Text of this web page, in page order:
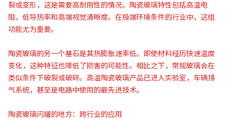
裂或变形，这是需要高耐用性的情况。陶瓷玻璃特性包括高温电
阻，低导热率和高端视觉清晰度。在极端环境条件的行业中，这组
功能尤为重要。
陶瓷玻璃的另一个基石是其热膨胀速率低。即使材料经历快速温度
变化，这种特征也降低了损害的可能性。相比之下，常规玻璃会在
类似条件下破裂或破碎。高温陶瓷玻璃产品已进入实验室，车辆排
气系统，甚至是电路中使用的最先进技术。
陶瓷玻璃闪耀的地方：跨行业的应用